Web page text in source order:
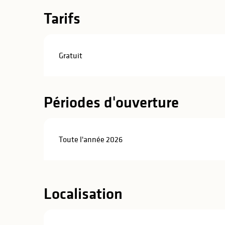
Tarifs
Gratuit
Périodes d'ouverture
Toute l'année 2026
Localisation